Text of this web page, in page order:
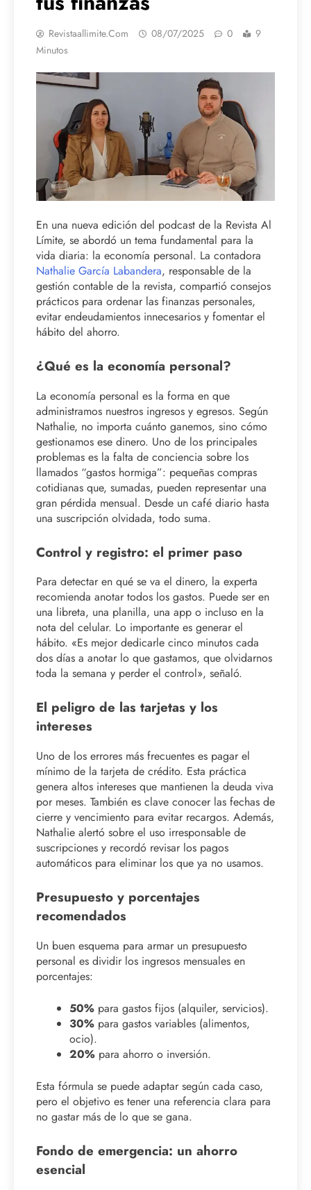
Revistaallimite.com 08/07/2025 0
9
Minutos
En una nueva edición del podcast de la Revista Al
Límite, se abordó un tema fundamental para la
vida diaria: la economía personal. La contadora
Nathalie García Labandera, responsable de la
gestión contable de la revista, compartió consejos
prácticos para ordenar las finanzas personales,
evitar endeudamientos innecesarios y fomentar el
hábito del ahorro.
¿Qué es la economía personal?
La economía personal es la forma en que
administramos nuestros ingresos y egresos. Según
Nathalie, no importa cuánto ganemos, sino cómo
gestionamos ese dinero. Uno de los principales
problemas es la falta de conciencia sobre los
llamados “gastos hormiga”: pequeñas compras
cotidianas que, sumadas, pueden representar una
gran pérdida mensual. Desde un café diario hasta
una suscripción olvidada, todo suma.
Control y registro: el primer paso
Para detectar en qué se va el dinero, la experta
recomienda anotar todos los gastos. Puede ser en
una libreta, una planilla, una app o incluso en la
nota del celular. Lo importante es generar el
hábito. «Es mejor dedicarle cinco minutos cada
dos días a anotar lo que gastamos, que olvidarnos
toda la semana y perder el control», señaló.
El peligro de las tarjetas y los
intereses
Uno de los errores más frecuentes es pagar el
mínimo de la tarjeta de crédito. Esta práctica
genera altos intereses que mantienen la deuda viva
por meses. También es clave conocer las fechas de
cierre y vencimiento para evitar recargos. Además,
Nathalie alertó sobre el uso irresponsable de
suscripciones y recordó revisar los pagos
automáticos para eliminar los que ya no usamos.
Presupuesto y porcentajes
recomendados
Un buen esquema para armar un presupuesto
personal es dividir los ingresos mensuales en
porcentajes:
50% para gastos fijos (alquiler, servicios).
30% para gastos variables (alimentos,
ocio).
20% para ahorro o inversión.
Esta fórmula se puede adaptar según cada caso,
pero el objetivo es tener una referencia clara para
no gastar más de lo que se gana.
Fondo de emergencia: un ahorro
esencial